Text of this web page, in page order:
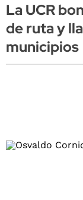
La UCR
de ruta y
municipios